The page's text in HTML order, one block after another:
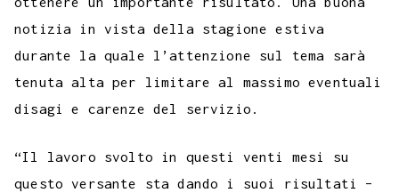
notizia in vista della stagione estiva
durante la quale l’attenzione sul tema sarà
tenuta alta per limitare al massimo eventuali
disagi e carenze del servizio.
“Il lavoro svolto in questi venti mesi su
questo versante sta dando i suoi risultati –